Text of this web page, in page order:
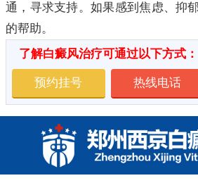
通，寻求支持。如果感到焦虑、抑
的帮助。
了解白癜风治疗可通过以下方式：
预约挂号 热线电话